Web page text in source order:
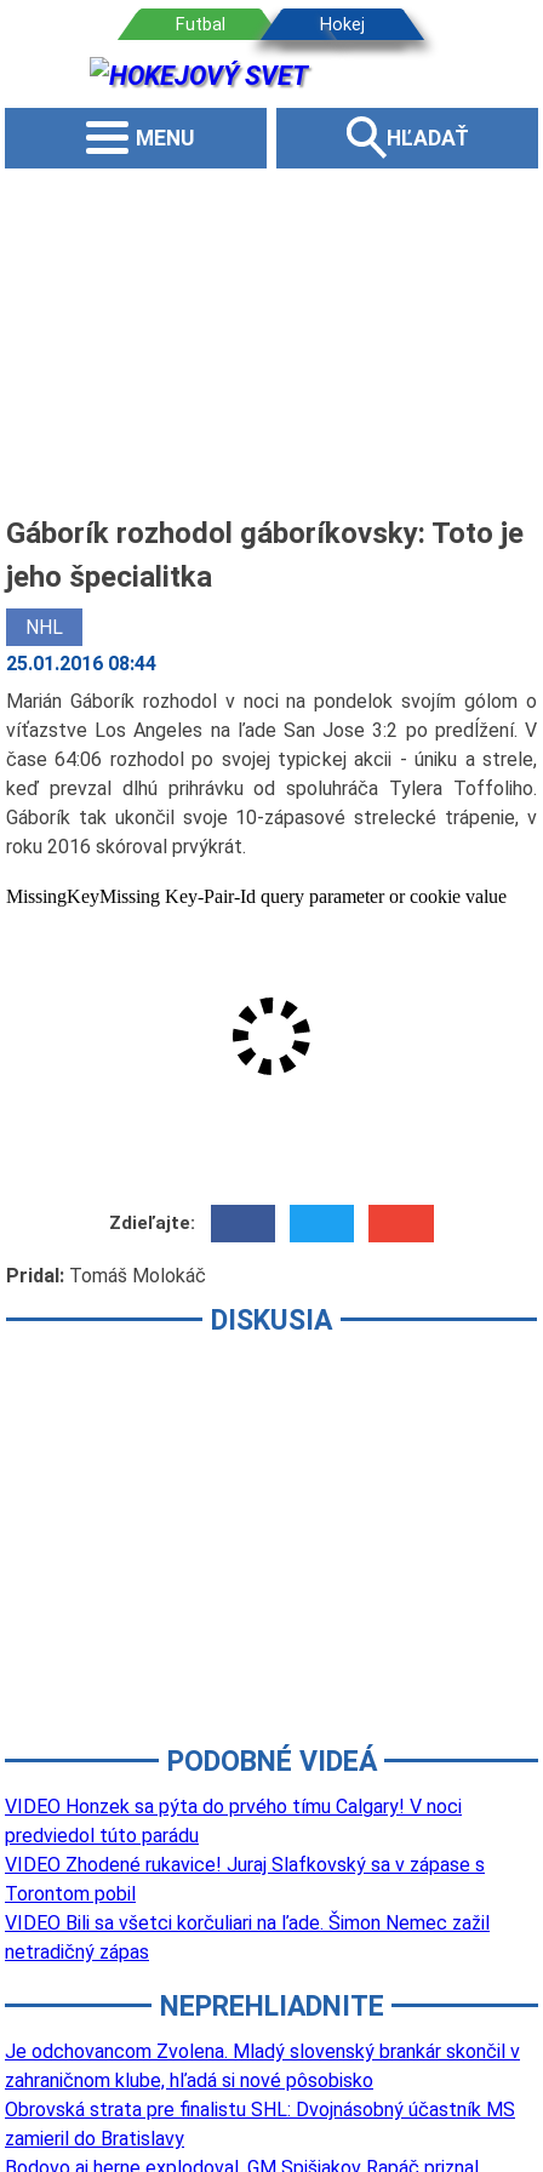
MENU HĽADAŤ
Gáborík rozhodol gáboríkovsky: Toto je
jeho špecialitka
NHL
25.01.2016 08:44
Marián Gáborík rozhodol v noci na pondelok svojím gólom o
víťazstve Los Angeles na ľade San Jose 3:2 po predĺžení. V
čase 64:06 rozhodol po svojej typickej akcii - úniku a strele,
keď prevzal dlhú prihrávku od spoluhráča Tylera Toffoliho.
Gáborík tak ukončil svoje 10-zápasové strelecké trápenie, v
roku 2016 skóroval prvýkrát.
Zdieľajte:
Pridal: Tomáš Molokáč
DISKUSIA
PODOBNÉ VIDEÁ
VIDEO Honzek sa pýta do prvého tímu Calgary! V noci
predviedol túto parádu
VIDEO Zhodené rukavice! Juraj Slafkovský sa v zápase s
Torontom pobil
VIDEO Bili sa všetci korčuliari na ľade. Šimon Nemec zažil
netradičný zápas
NEPREHLIADNITE
Je odchovancom Zvolena. Mladý slovenský brankár skončil v
zahraničnom klube, hľadá si nové pôsobisko
Obrovská strata pre finalistu SHL: Dvojnásobný účastník MS
zamieril do Bratislavy